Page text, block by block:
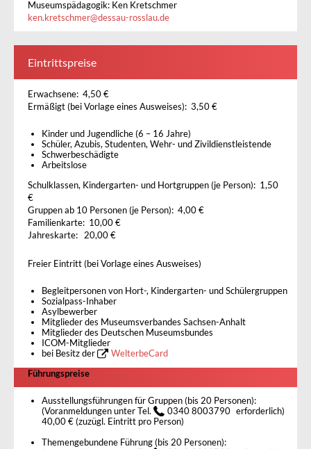
Museumspädagogik: Ken Kretschmer
ken.kretschmer@dessau-rosslau.de
Eintrittspreise
Erwachsene: 4,50 €
Ermäßigt (bei Vorlage eines Ausweises): 3,50 €
Kinder und Jugendliche (6 – 16 Jahre)
Schüler, Azubis, Studenten, Wehr- und Zivildienstleistende
Schwerbeschädigte
Arbeitslose
Schulklassen, Kindergarten- und Hortgruppen (je Person): 1,50
€
Gruppen ab 10 Personen (je Person): 4,00 €
Familienkarte: 10,00 €
Jahreskarte: 20,00 €
Freier Eintritt (bei Vorlage eines Ausweises)
Begleitpersonen von Hort-, Kindergarten- und Schülergruppen
Sozialpass-Inhaber
Asylbewerber
Mitglieder des Museumsverbandes Sachsen-Anhalt
Mitglieder des Deutschen Museumsbundes
ICOM-Mitglieder
bei Besitz der
WelterbeCard
Führungspreise
Ausstellungsführungen für Gruppen (bis 20 Personen):
(Voranmeldungen unter Tel.
0340 8003790 erforderlich)
40,00 € (zuzügl. Eintritt pro Person)
Themengebundene Führung (bis 20 Personen):